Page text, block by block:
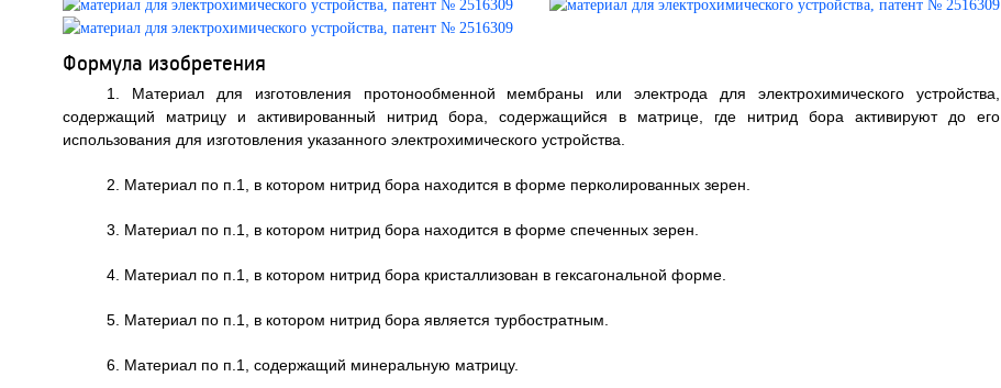
Формула изобретения
1. Материал для изготовления протонообменной мембраны или электрода для электрохимического устройства,
содержащий матрицу и активированный нитрид бора, содержащийся в матрице, где нитрид бора активируют до его
использования для изготовления указанного электрохимического устройства.
2. Материал по п.1, в котором нитрид бора находится в форме перколированных зерен.
3. Материал по п.1, в котором нитрид бора находится в форме спеченных зерен.
4. Материал по п.1, в котором нитрид бора кристаллизован в гексагональной форме.
5. Материал по п.1, в котором нитрид бора является турбостратным.
6. Материал по п.1, содержащий минеральную матрицу.